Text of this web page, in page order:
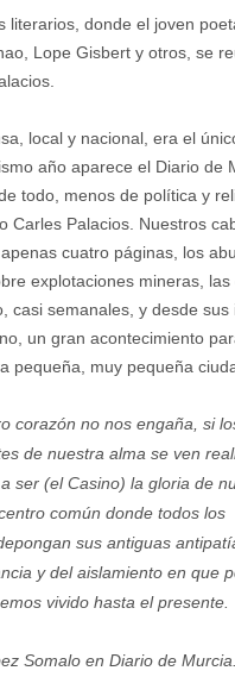
literarios, donde el joven
Lope Gisbert y otros, se
local y nacional, era el
año aparece el Diario de
todo, menos de política y
Carles Palacios. Nuestros
cuatro páginas, los
explotaciones mineras,
casi semanales, y desde sus
un gran acontecimiento
pequeña, muy pequeña
corazón no nos engaña, si
de nuestra alma se ven
ser (el Casino) la gloria de
común donde todos los
sus antiguas
y del aislamiento en que
vivido hasta el presente.
Somalo en Diario de